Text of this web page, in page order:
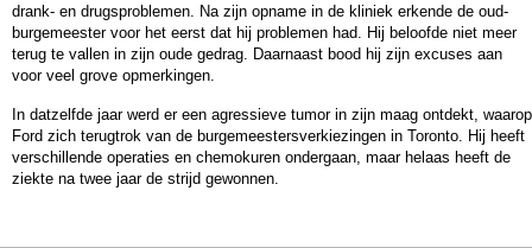
drank- en drugsproblemen. Na zijn opname in de kliniek erkende de oud-
burgemeester voor het eerst dat hij problemen had. Hij beloofde niet meer
terug te vallen in zijn oude gedrag. Daarnaast bood hij zijn excuses aan
voor veel grove opmerkingen.
In datzelfde jaar werd er een agressieve tumor in zijn maag ontdekt, waarop
Ford zich terugtrok van de burgemeestersverkiezingen in Toronto. Hij heeft
verschillende operaties en chemokuren ondergaan, maar helaas heeft de
ziekte na twee jaar de strijd gewonnen.